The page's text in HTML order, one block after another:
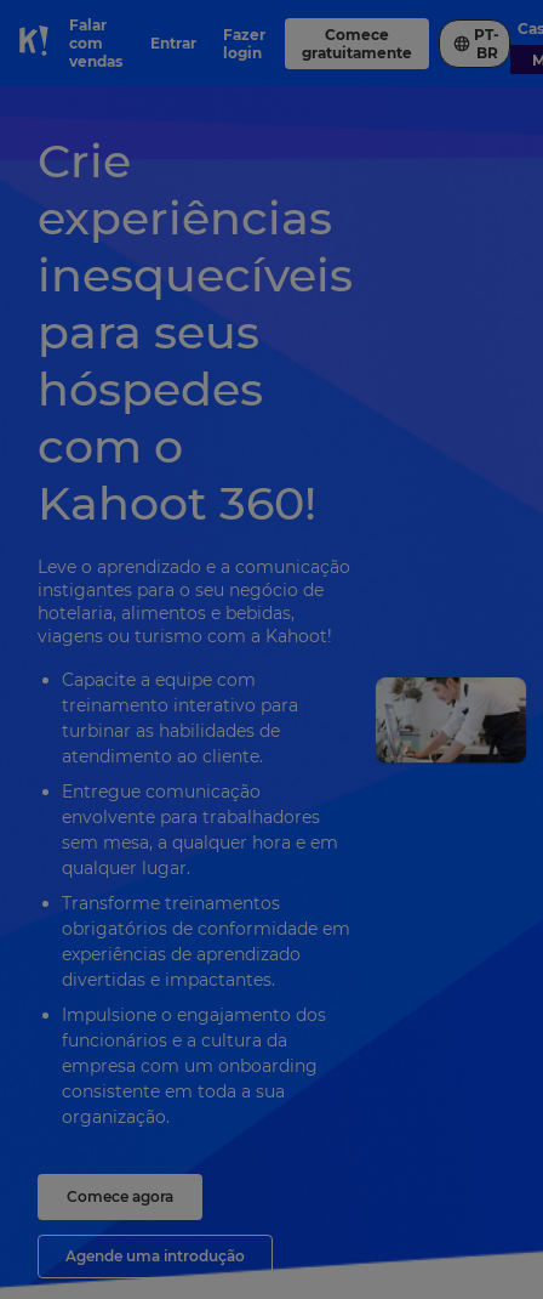
Skip to Page content
Falar
com
vendas
Entrar
Fazer
login
Comece
gratuitamente
PT-
BR
Crie
experiências
inesquecíveis
para seus
hóspedes
com o
Kahoot 360!
Leve o aprendizado e a comunicação
instigantes para o seu negócio de
hotelaria, alimentos e bebidas,
viagens ou turismo com a Kahoot!
Capacite a equipe com
treinamento interativo para
turbinar as habilidades de
atendimento ao cliente.
Entregue comunicação
envolvente para trabalhadores
sem mesa, a qualquer hora e em
qualquer lugar.
Transforme treinamentos
obrigatórios de conformidade em
experiências de aprendizado
divertidas e impactantes.
Impulsione o engajamento dos
funcionários e a cultura da
empresa com um onboarding
consistente em toda a sua
organização.
Comece agora
Agende uma introdução